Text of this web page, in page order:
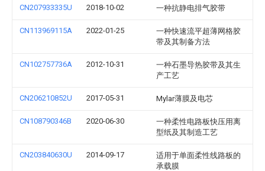
CN207933335U 2018-10-02 一种抗静电排气胶带
CN113969115A 2022-01-25
一种快速流平超薄网格胶
带及其制备方法
CN102757736A 2012-10-31
一种石墨导热胶带及其生
产工艺
CN206210852U 2017-05-31 Mylar薄膜及电芯
CN108790346B 2020-06-30
一种柔性电路板快压用离
型纸及其制造工艺
CN203840630U 2014-09-17
适用于单面柔性线路板的
承载膜